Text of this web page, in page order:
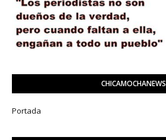
CHICAMOCHANEWS
Portada